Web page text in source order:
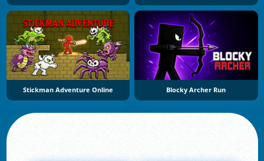
Stickman Adventure Online Blocky Archer Run